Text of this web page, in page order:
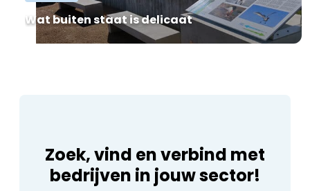
Wat buiten staat is delicaat
Zoek, vind en verbind met
bedrijven in jouw sector!